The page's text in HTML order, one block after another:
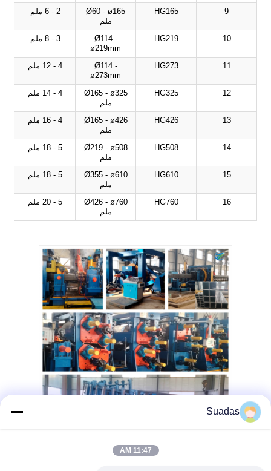
9
HG165
Ø60 - ø165
ملم
2 - 6 ملم
10
HG219
Ø114 -
ø219mm
3 - 8 ملم
11
HG273
Ø114 -
ø273mm
4 - 12 ملم
12
HG325
Ø165 - ø325
ملم
4 - 14 ملم
13
HG426
Ø165 - ø426
ملم
4 - 16 ملم
14
HG508
Ø219 - ø508
ملم
5 - 18 ملم
15
HG610
Ø355 - ø610
ملم
5 - 18 ملم
16
HG760
Ø426 - ø760
ملم
5 - 20 ملم
Suadas
11:47 AM